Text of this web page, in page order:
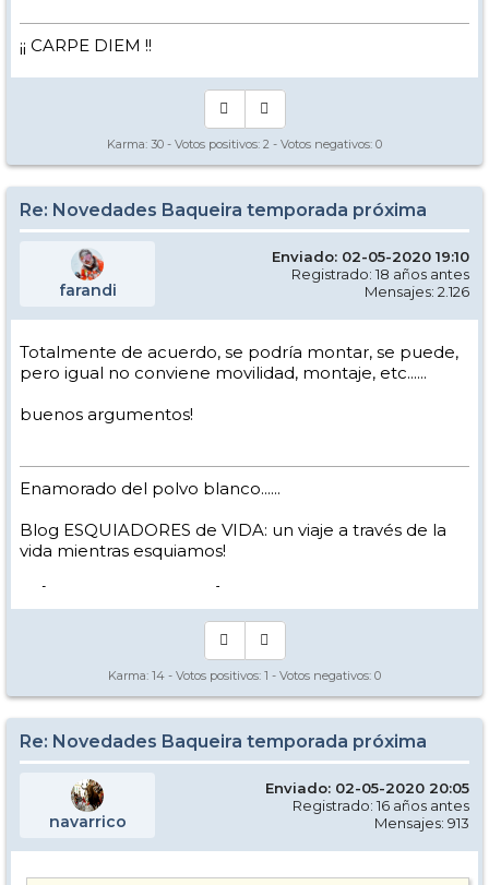
¡¡ CARPE DIEM !!
Karma: 30 - Votos positivos: 2 - Votos negativos: 0
Re: Novedades Baqueira temporada próxima
farandi
Enviado: 02-05-2020 19:10
Registrado: 18 años antes
Mensajes: 2.126
Totalmente de acuerdo, se podría montar, se puede,
pero igual no conviene movilidad, montaje, etc......
buenos argumentos!
Enamorado del polvo blanco......
Blog ESQUIADORES de VIDA: un viaje a través de la
vida mientras esquiamos!
-> [
]
Karma: 14 - Votos positivos: 1 - Votos negativos: 0
Re: Novedades Baqueira temporada próxima
navarrico
Enviado: 02-05-2020 20:05
Registrado: 16 años antes
Mensajes: 913